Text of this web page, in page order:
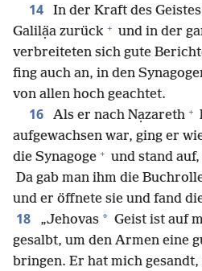
14
In der Kraft des
Galilạ̈a zurück + und in der
verbreiteten sich gute
fing auch an, in den
von allen hoch geachtet.
16 Als er nach Nạzareth +
aufgewachsen war, ging er
die Synagoge + und stand
Da gab man ihm die
und er öffnete sie und fand
18 „Jehovas * Geist ist auf
gesalbt, um den Armen eine
bringen. Er hat mich gesandt,